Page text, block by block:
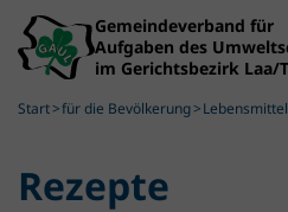
Skip to main content
Start für die Bevölkerung Lebensmittel
Rezepte